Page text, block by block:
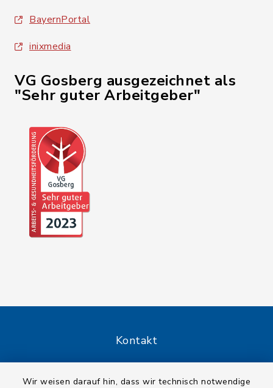
Wir weisen darauf hin, dass wir technisch notwendige
BayernPortal
inixmedia
VG Gosberg ausgezeichnet als
"Sehr guter Arbeitgeber"
Kontakt